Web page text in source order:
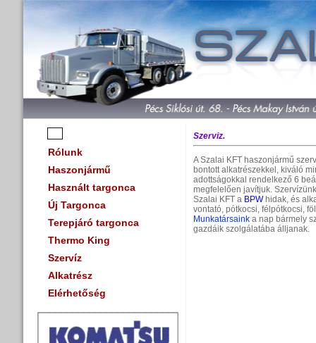
Rólunk
Haszonjármű
Használt targonca
Új Targonca
Terepjáró targonca
Thermo King
Szervíz
Alkatrész
Elérhetőség
Szerviz.
A Szalai KFT haszonjármű
bontott alkatrészekkel, kiváló
adottságokkal rendelkező 6
megfelelően javítjuk.
Szalai KFT a BPWhidak, és
vontató, pótkocsi, félpótkocsi,
Munkatársainka nap bármely
gazdáik szolgálatába álljanak.